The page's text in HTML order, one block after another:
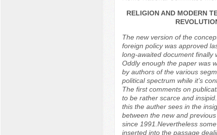
RELIGION AND MODERN
The new version of the
foreign policy was approved
long-awaited document finally
Oddly enough the paper was
by authors of the various
political spectrum while it’s
The first comments on
to be rather scarce and
this the auther sees in the
between the new and
since 1991.Nevertheless
inserted into the passage